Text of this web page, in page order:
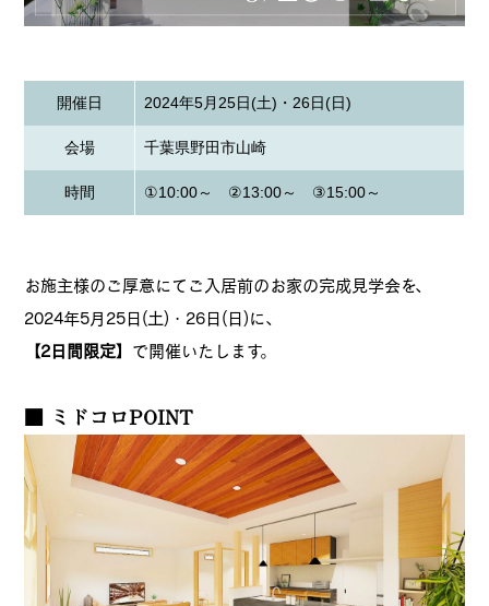
開催日 2024年5月25日(土)・26日(日)
会場 千葉県野田市山崎
時間 ①10:00～ ②13:00～ ③15:00～
お施主様のご厚意にてご入居前のお家の完成見学会を、
2024年5月25日(土)・26日(日)に、
【2日間限定】 で開催いたします。
■ ミドコロPOINT